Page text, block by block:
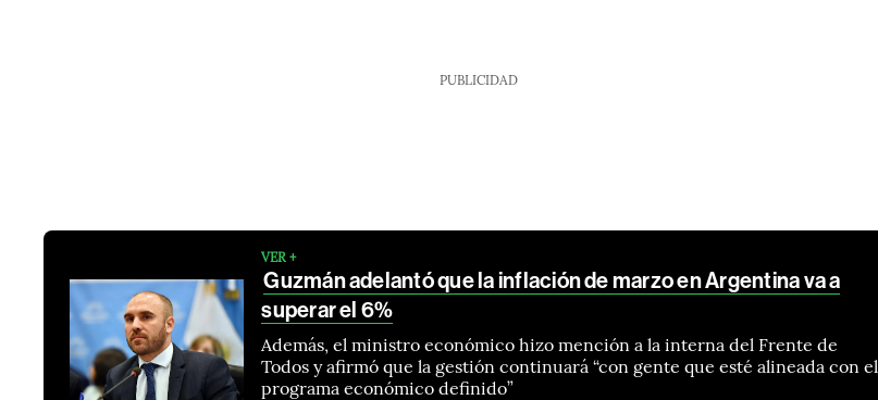
PUBLICIDAD
VER +
Guzmán adelantó que la inflación de marzo en Argentina va a
superar el 6%
Además, el ministro económico hizo mención a la interna del Frente de
Todos y afirmó que la gestión continuará “con gente que esté alineada con el
programa económico definido”